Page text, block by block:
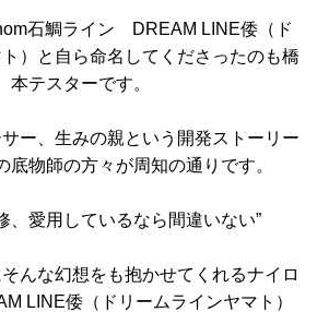
石鯛ライン DREAM LINE倭（ド
）と自ら命名してくださったのも橋
本テスターです。
ー、生みの親という開発ストーリー
底物師の方々が周知の通りです。
、愛用しているなら間違いない”
んな幻想をも抱かせてくれるナイロ
LINE倭（ドリームラインヤマト）